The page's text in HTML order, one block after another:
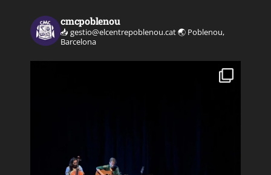
cmcpoblenou
📥 gestio@elcentrepoblenou.cat🌏 Poblenou,
Barcelona